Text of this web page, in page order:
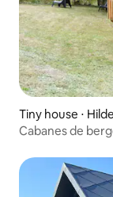
Tiny house ⋅
Cabanes de